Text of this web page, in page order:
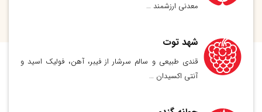
معدنی ارزشمند …
شهد توت
قندی طبیعی و سالم سرشار از فیبر، آهن، فولیک اسید و
آنتی اکسیدان …